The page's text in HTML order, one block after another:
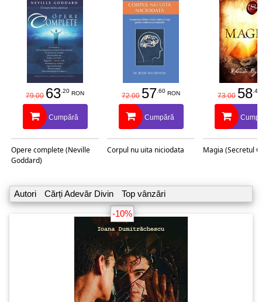
79.00 63 .20 RON
Cumpără
Opere complete (Neville
Goddard)
72.00 57 .60 RON
Cumpără
Corpul nu uita niciodata
73.00 58 .40
Magia (Secretul
Autori Cărți Adevăr Divin
Top vânzări
-10%